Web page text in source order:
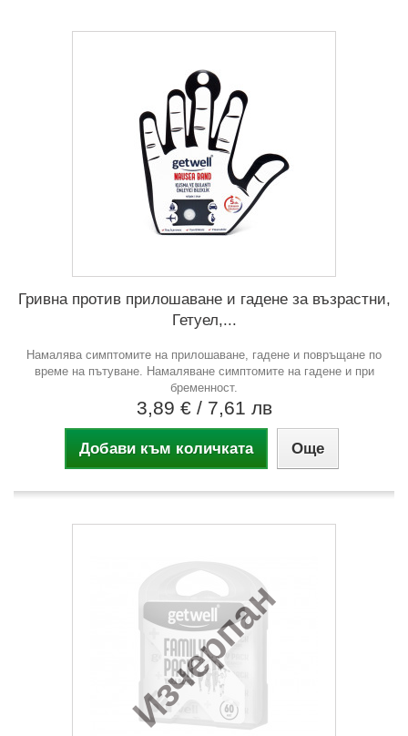
Гривна против прилошаване и гадене за възрастни,
Гетуел,...
Намалява симптомите на прилошаване, гадене и повръщане по
време на пътуване. Намаляване симптомите на гадене и при
бременност.
3,89 € / 7,61 лв
Добави към количката Още
Изчерпан